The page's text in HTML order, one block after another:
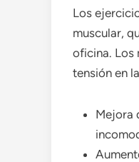
Los
muscular,
oficina. Los
tensión en
Mejora